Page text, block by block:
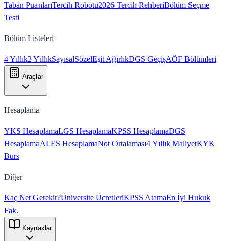
Taban PuanlarıTercih Robotu2026 Tercih RehberiBölüm Seçme
Testi
Bölüm Listeleri
4 Yıllık2 YıllıkSayısalSözelEşit AğırlıkDGS GeçişAÖF Bölümleri
Araçlar
Hesaplama
YKS HesaplamaLGS HesaplamaKPSS HesaplamaDGS
HesaplamaALES HesaplamaNot Ortalaması4 Yıllık MaliyetKYK
Burs
Diğer
Kaç Net Gerekir?Üniversite ÜcretleriKPSS AtamaEn İyi Hukuk
Fak.
Kaynaklar